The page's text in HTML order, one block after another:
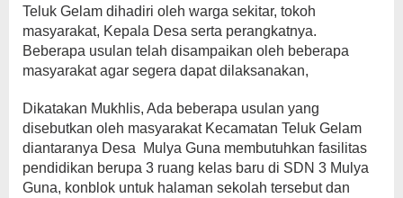
Teluk Gelam dihadiri oleh warga sekitar, tokoh
masyarakat, Kepala Desa serta perangkatnya.
Beberapa usulan telah disampaikan oleh beberapa
masyarakat agar segera dapat dilaksanakan,
Dikatakan Mukhlis, Ada beberapa usulan yang
disebutkan oleh masyarakat Kecamatan Teluk Gelam
diantaranya Desa Mulya Guna membutuhkan fasilitas
pendidikan berupa 3 ruang kelas baru di SDN 3 Mulya
Guna, konblok untuk halaman sekolah tersebut dan